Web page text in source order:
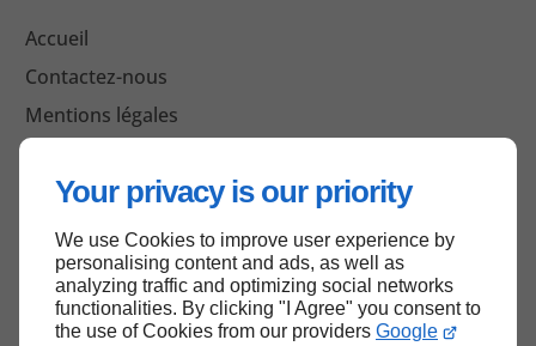
Your privacy is our priority
We use Cookies to improve user experience by
personalising content and ads, as well as
analyzing traffic and optimizing social networks
functionalities. By clicking "I Agree" you consent to
the use of Cookies from our providers Google
Accueil
Contactez-nous
Mentions légales
Haut de page